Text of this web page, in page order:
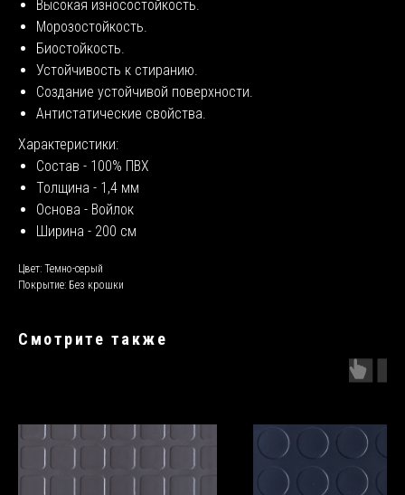
Высокая износостойкость.
Морозостойкость.
Биостойкость.
Устойчивость к стиранию.
Создание устойчивой поверхности.
Антистатические свойства.
Характеристики:
Состав - 100% ПВХ
Толщина - 1,4 мм
Основа - Войлок
Ширина - 200 см
Цвет: Темно-серый
Покрытие: Без крошки
Смотрите также